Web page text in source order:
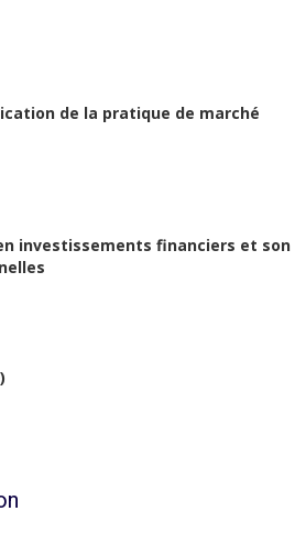
de la pratique de marché
investissements financiers et son